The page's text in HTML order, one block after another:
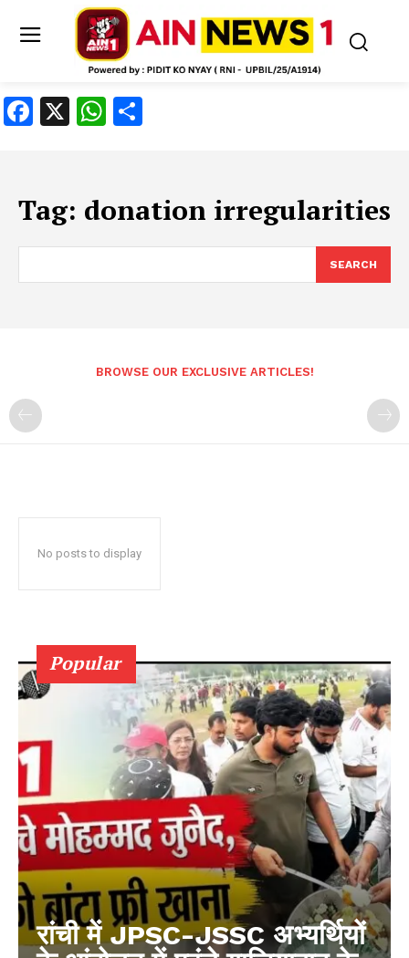
Facebook
X WhatsApp
Tag: donation irregularities
SEARCH
BROWSE OUR EXCLUSIVE ARTICLES!
No posts to display
Popular
रांची में JPSC-JSSC अभ्यर्थियों